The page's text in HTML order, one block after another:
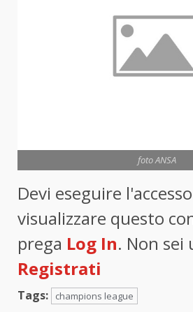
foto ANSA
Devi eseguire
visualizzare questo
prega Log In. Non sei
Registrati
Tags: champions league